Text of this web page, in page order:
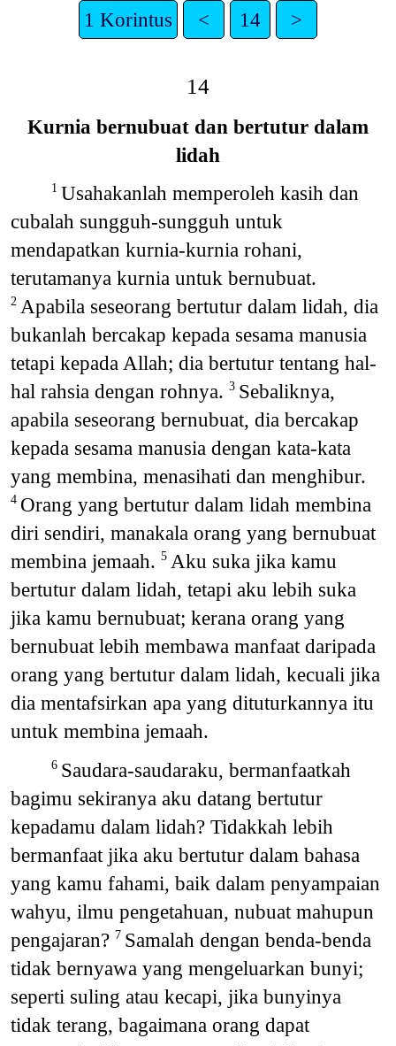
1 Korintus < 14 >
14
Kurnia bernubuat dan bertutur dalam
lidah
1 Usahakanlah memperoleh kasih dan
cubalah sungguh-sungguh untuk
mendapatkan kurnia-kurnia rohani,
terutamanya kurnia untuk bernubuat.
2 Apabila seseorang bertutur dalam lidah, dia
bukanlah bercakap kepada sesama manusia
tetapi kepada Allah; dia bertutur tentang hal-
hal rahsia dengan rohnya. 3 Sebaliknya,
apabila seseorang bernubuat, dia bercakap
kepada sesama manusia dengan kata-kata
yang membina, menasihati dan menghibur.
4 Orang yang bertutur dalam lidah membina
diri sendiri, manakala orang yang bernubuat
membina jemaah. 5 Aku suka jika kamu
bertutur dalam lidah, tetapi aku lebih suka
jika kamu bernubuat; kerana orang yang
bernubuat lebih membawa manfaat daripada
orang yang bertutur dalam lidah, kecuali jika
dia mentafsirkan apa yang dituturkannya itu
untuk membina jemaah.
6 Saudara-saudaraku, bermanfaatkah
bagimu sekiranya aku datang bertutur
kepadamu dalam lidah? Tidakkah lebih
bermanfaat jika aku bertutur dalam bahasa
yang kamu fahami, baik dalam penyampaian
wahyu, ilmu pengetahuan, nubuat mahupun
pengajaran? 7 Samalah dengan benda-benda
tidak bernyawa yang mengeluarkan bunyi;
seperti suling atau kecapi, jika bunyinya
tidak terang, bagaimana orang dapat